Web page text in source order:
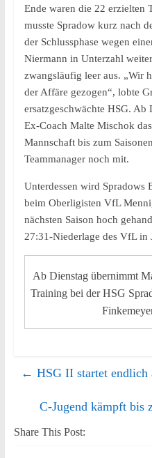
Ende waren die 22 erzielten
musste Spradow kurz nach
der Schlussphase wegen
Niermann in Unterzahl
zwangsläufig leer aus. „Wir
der Affäre gezogen“, lobte
ersatzgeschwächte HSG.
Ex-Coach Malte Mischok
Mannschaft bis zum
Teammanager noch mit.
Unterdessen wird Spradows
beim Oberligisten VfL
nächsten Saison hoch
27:31-Niederlage des VfL in
Ab Dienstag übernimmt
Training bei der HSG
← HSG II startet endlich
C-Jugend kämpft bis
Share This Post: